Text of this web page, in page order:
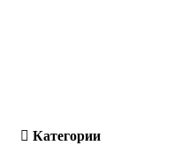
Категории